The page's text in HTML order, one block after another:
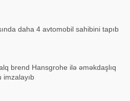
daha 4 avtomobil sahibini tapıb
brend Hansgrohe ilə əməkdaşlıq
imzalayıb